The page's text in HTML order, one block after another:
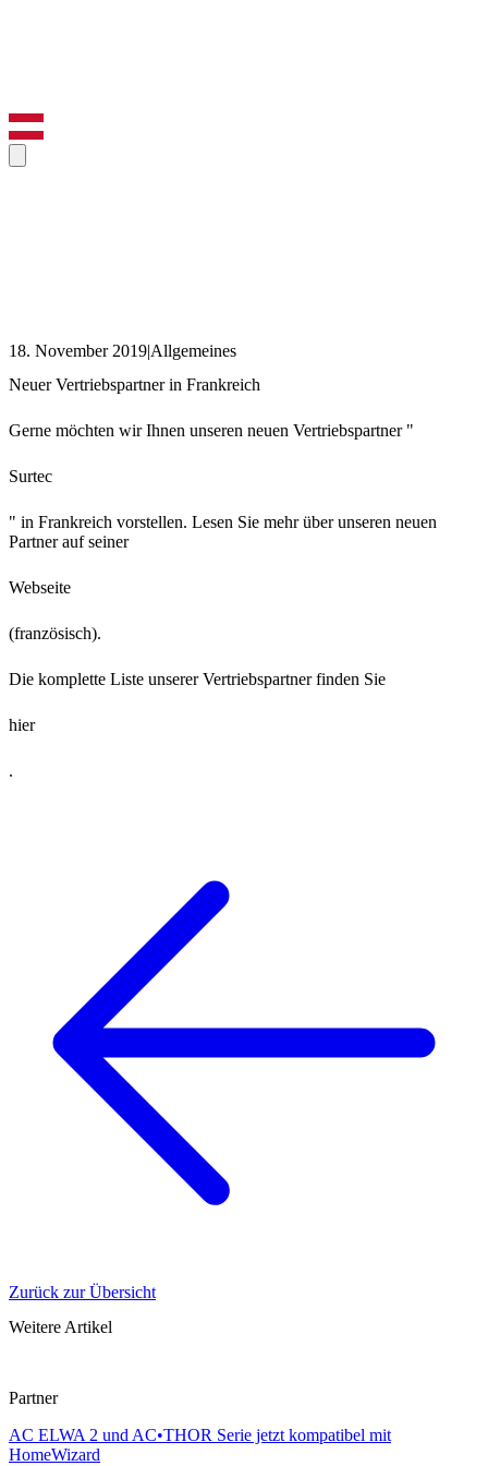
18. November 2019|Allgemeines
Neuer Vertriebspartner in Frankreich
Gerne möchten wir Ihnen unseren neuen Vertriebspartner "
Surtec
" in Frankreich vorstellen. Lesen Sie mehr über unseren neuen
Partner auf seiner
Webseite
(französisch).
Die komplette Liste unserer Vertriebspartner finden Sie
hier
.
Zurück zur Übersicht
Weitere Artikel
Partner
AC ELWA 2 und AC•THOR Serie jetzt kompatibel mit
HomeWizard